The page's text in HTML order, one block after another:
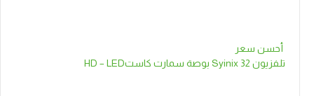
أحسن سعر
تلفزيون Syinix 32 بوصة سمارت كاستHD – LED